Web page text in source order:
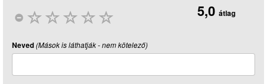
5,0 átlag
Neved(Mások is láthatják - nem kötelező)